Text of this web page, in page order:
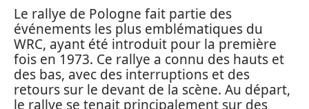
Le rallye de Pologne fait partie des
événements les plus emblématiques du
WRC, ayant été introduit pour la première
fois en 1973. Ce rallye a connu des hauts et
des bas, avec des interruptions et des
retours sur le devant de la scène. Au départ,
le rallye se tenait principalement sur des